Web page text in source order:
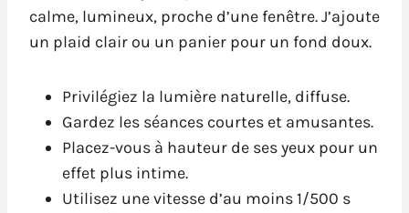
calme, lumineux, proche d’une fenêtre. J’ajoute
un plaid clair ou un panier pour un fond doux.
Privilégiez la lumière naturelle, diffuse.
Gardez les séances courtes et amusantes.
Placez-vous à hauteur de ses yeux pour un
effet plus intime.
Utilisez une vitesse d’au moins 1/500 s